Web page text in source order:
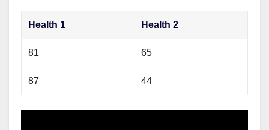
Health 1 Health 2
81 65
87 44